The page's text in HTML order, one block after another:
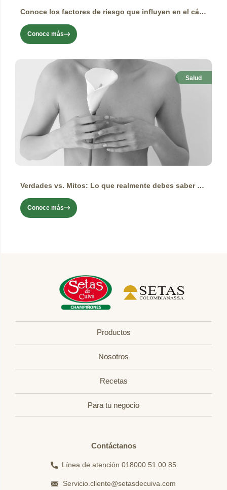
Conoce los factores de riesgo que influyen en el cáncer de mama y cómo manejarlos
Conoce más
Salud
Verdades vs. Mitos: Lo que realmente debes saber sobre el cáncer de mama
Conoce más
Productos
Nosotros
Recetas
Para tu negocio
Contáctanos
Línea de atención 018000 51 00 85
Servicio.cliente@setasdecuiva.com